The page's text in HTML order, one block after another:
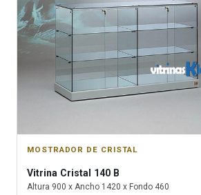
MOSTRADOR DE CRISTAL
Vitrina Cristal 140 B
Altura 900 x Ancho 1420 x Fondo 460